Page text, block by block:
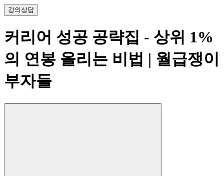
강의상담
커리어 성공 공략집 - 상위 1%
의 연봉 올리는 비법 | 월급쟁이
부자들